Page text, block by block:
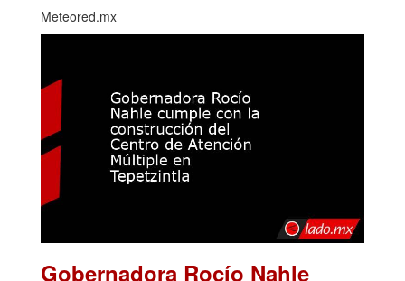
Meteored.mx
Gobernadora Rocío Nahle